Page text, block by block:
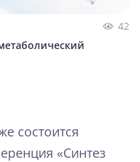
42
состоится
«Синтез